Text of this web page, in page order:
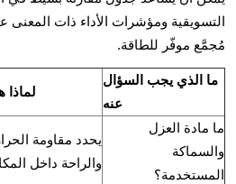
التسويقية ومؤشرات الأداء ذات
مُجمَّع موفّر للطاقة.
ما الذي يجب السؤال
عنه
لماذا
ما مادة العزل
والسماكة
المستخدمة؟
يحدد مقاومة
والراحة داخل